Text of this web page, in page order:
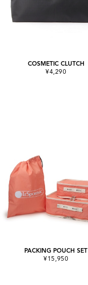
COSMETIC CLUTCH
¥4,290
PACKING POUCH SET
¥15,950